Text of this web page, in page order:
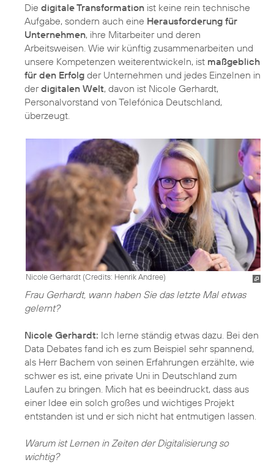
Die digitale Transformation ist keine rein technische
Aufgabe, sondern auch eine Herausforderung für
Unternehmen, ihre Mitarbeiter und deren
Arbeitsweisen. Wie wir künftig zusammenarbeiten und
unsere Kompetenzen weiterentwickeln, ist maßgeblich
für den Erfolg der Unternehmen und jedes Einzelnen in
derdigitalen Welt, davon ist Nicole Gerhardt,
Personalvorstand von Telefónica Deutschland,
überzeugt.
Nicole Gerhardt (Credits: Henrik Andree)
Frau Gerhardt, wann haben Sie das letzte Mal etwas
gelernt?
Nicole Gerhardt: Ich lerne ständig etwas dazu. Bei den
Data Debates fand ich es zum Beispiel sehr spannend,
als Herr Bachem von seinen Erfahrungen erzählte, wie
schwer es ist, eine private Uni in Deutschland zum
Laufen zu bringen. Mich hat es beeindruckt, dass aus
einer Idee ein solch großes und wichtiges Projekt
entstanden ist und er sich nicht hat entmutigen lassen.
Warum ist Lernen in Zeiten der Digitalisierung so
wichtig?